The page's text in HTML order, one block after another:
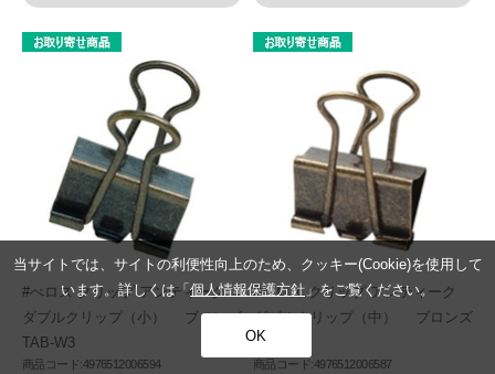
#べロス クリップ アンティーク
ダブルクリップ（小） ブロンズ
TAB-W3
商品コード:4976512006594
#べロス クリップ アンティーク
ダブルクリップ（中） ブロンズ
TAB-W2
商品コード:4976512006587
当サイトでは、サイトの利便性向上のため、クッキー(Cookie)を使用して
います。詳しくは「個人情報保護方針 」をご覧ください。
OK